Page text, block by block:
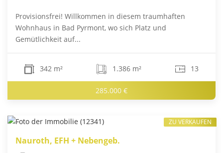
Provisionsfrei! Willkommen in diesem traumhaften
Wohnhaus in Bad Pyrmont, wo sich Platz und
Gemütlichkeit auf...
342 m² 1.386 m² 13
285.000 €
Nauroth, EFH + Nebengeb.
ZU VERKAUFEN